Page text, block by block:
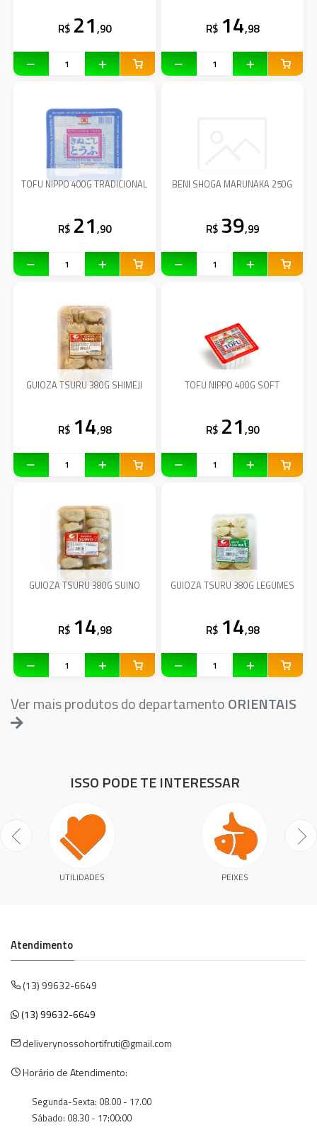
R$ 21,90 R$ 14,98
TOFU NIPPO 400G TRADICIONAL
R$ 21,90
BENI SHOGA MARUNAKA 250G
R$ 39,99
GUIOZA TSURU 380G SHIMEJI
R$ 14,98
TOFU NIPPO 400G SOFT
R$ 21,90
GUIOZA TSURU 380G SUINO
R$ 14,98
GUIOZA TSURU 380G LEGUMES
R$ 14,98
Ver mais produtos do departamentoORIENTAIS
ISSO PODE TE INTERESSAR
UTILIDADES PEIXES
Atendimento
(13) 99632-6649
(13) 99632-6649
deliverynossohortifruti@gmail.com
Horário de Atendimento:
Segunda-Sexta: 08.00 - 17.00
Sábado: 08.30 - 17:00:00